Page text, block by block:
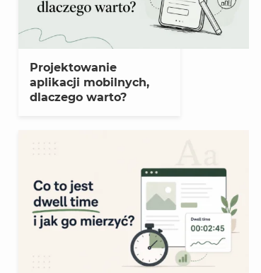
Projektowanie
aplikacji mobilnych,
dlaczego warto?